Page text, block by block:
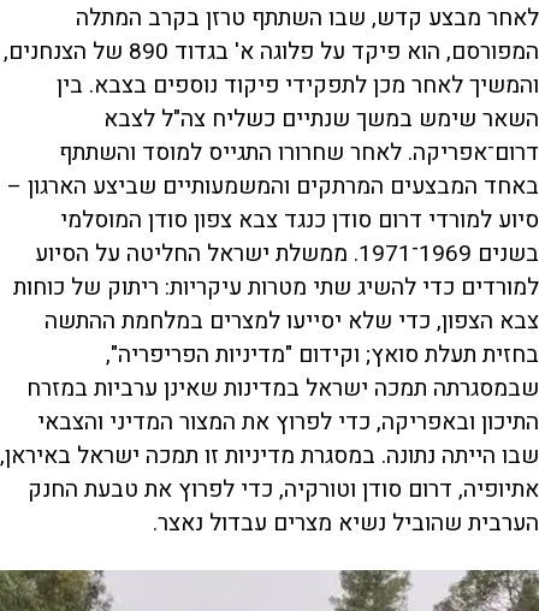
לאחר מבצע קדש, שבו השתתף טרזן בקרב המתלה
המפורסם, הוא פיקד על פלוגה א' בגדוד 890 של הצנחנים,
והמשיך לאחר מכן לתפקידי פיקוד נוספים בצבא. בין
השאר שימש במשך שנתיים כשליח צה"ל לצבא
דרום־אפריקה. לאחר שחרורו התגייס למוסד והשתתף
באחד המבצעים המרתקים והמשמעותיים שביצע הארגון –
סיוע למורדי דרום סודן כנגד צבא צפון סודן המוסלמי
בשנים 1969־1971. ממשלת ישראל החליטה על הסיוע
למורדים כדי להשיג שתי מטרות עיקריות: ריתוק של כוחות
צבא הצפון, כדי שלא יסייעו למצרים במלחמת ההתשה
בחזית תעלת סואץ; וקידום "מדיניות הפריפריה",
שבמסגרתה תמכה ישראל במדינות שאינן ערביות במזרח
התיכון ובאפריקה, כדי לפרוץ את המצור המדיני והצבאי
שבו הייתה נתונה. במסגרת מדיניות זו תמכה ישראל באיראן,
אתיופיה, דרום סודן וטורקיה, כדי לפרוץ את טבעת החנק
הערבית שהוביל נשיא מצרים עבדול נאצר.